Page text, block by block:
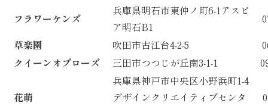
フラワーケンズ
兵庫県明石市東仲ノ町6-1アスピ
ア明石B1
草楽園
吹田市古江台4-2-5
クイーンオブローズ
三田市つつじが丘南3-1-1
花萌
兵庫県神戸市中央区小野浜町1-4
デザインクリエイティブセンタ